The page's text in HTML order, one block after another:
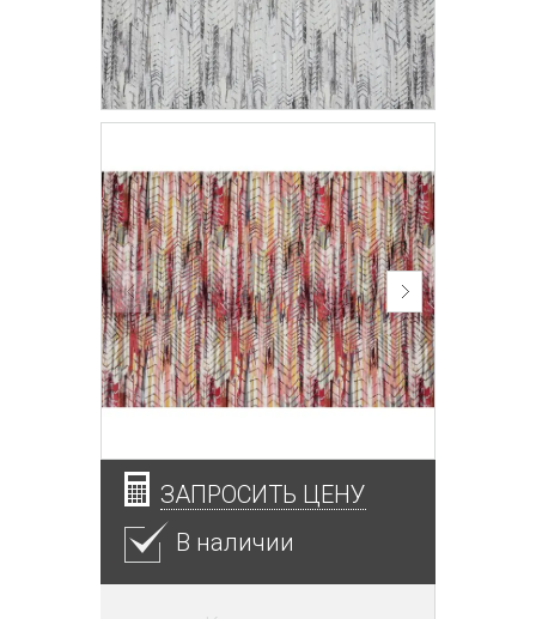
ЗАПРОСИТЬ ЦЕНУ
В наличии